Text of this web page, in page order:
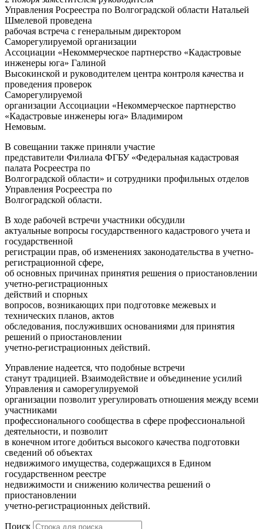
Управления Росреестра по Волгоградской области Натальей
Шмелевой проведена
рабочая встреча с генеральным директором
Саморегулируемой организации
Ассоциации «Некоммерческое партнерство «Кадастровые
инженеры юга» Галиной
Высокинской и руководителем центра контроля качества и
проведения проверок
Саморегулируемой
организации Ассоциации «Некоммерческое партнерство
«Кадастровые инженеры юга» Владимиром
Немовым.
В совещании также приняли участие
представители Филиала ФГБУ «Федеральная кадастровая
палата Росреестра по
Волгоградской области» и сотрудники профильных отделов
Управления Росреестра по
Волгоградской области.
В ходе рабочей встречи участники обсудили
актуальные вопросы государственного кадастрового учета и
государственной
регистрации прав, об изменениях законодательства в учетно-
регистрационной сфере,
об основных причинах принятия решения о приостановлении
учетно-регистрационных
действий и спорных
вопросов, возникающих при подготовке межевых и
технических планов, актов
обследования, послуживших основаниями для принятия
решений о приостановлении
учетно-регистрационных действий.
Управление надеется, что подобные встречи
станут традицией. Взаимодействие и объединение усилий
Управления и саморегулируемой
организации позволит урегулировать отношения между всеми
участниками
профессионального сообщества в сфере профессиональной
деятельности, и позволит
в конечном итоге добиться высокого качества подготовки
сведений об объектах
недвижимого имущества, содержащихся в Едином
государственном реестре
недвижимости и снижению количества решений о
приостановлении
учетно-регистрационных действий.
Поиск